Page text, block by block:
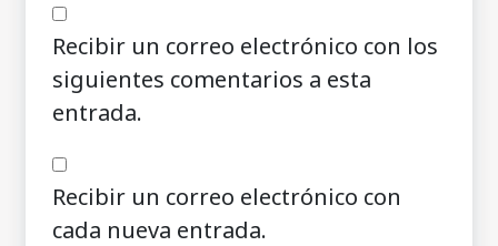
Recibir un correo electrónico con los
siguientes comentarios a esta
entrada.
Recibir un correo electrónico con
cada nueva entrada.